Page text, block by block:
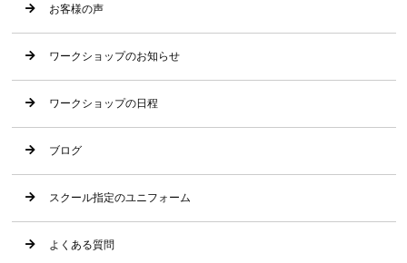
お客様の声
ワークショップのお知らせ
ワークショップの日程
ブログ
スクール指定のユニフォーム
よくある質問